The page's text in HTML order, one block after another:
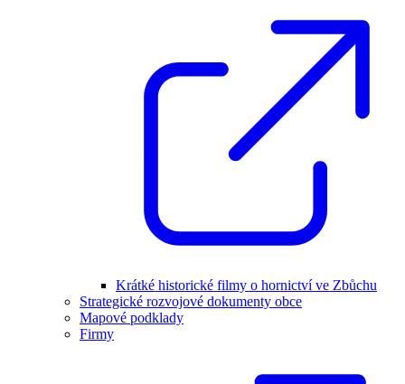
Krátké historické filmy o hornictví ve Zbůchu
Strategické rozvojové dokumenty obce
Mapové podklady
Firmy